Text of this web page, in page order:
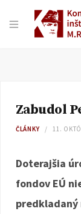
Zabudol
ČLÁNKY 11.
Doterajšia
fondov EÚ
predkladaný